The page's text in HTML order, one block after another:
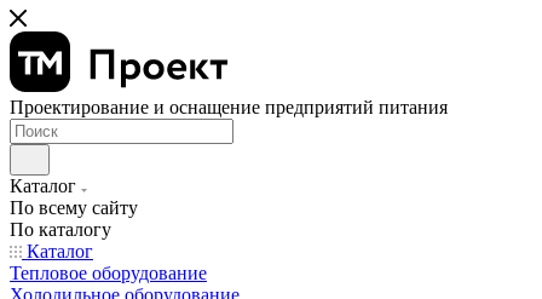
Проектирование и оснащение предприятий питания
Каталог
По всему сайту
По каталогу
Каталог
Тепловое оборудование
Холодильное оборудование